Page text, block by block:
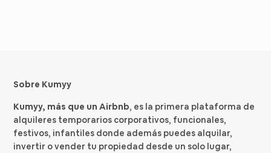
Sobre Kumyy
Kumyy, más que un Airbnb, es la primera plataforma de
alquileres temporarios corporativos, funcionales,
festivos, infantiles donde además puedes alquilar,
invertir o vender tu propiedad desde un solo lugar,